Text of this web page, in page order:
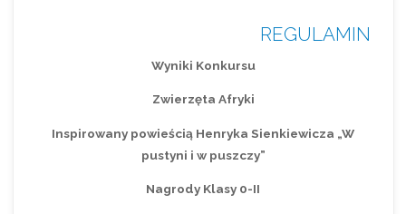
REGULAMIN
Wyniki Konkursu
Zwierzęta Afryki
Inspirowany powieścią Henryka Sienkiewicza „W
pustyni i w puszczy”
Nagrody Klasy 0-II